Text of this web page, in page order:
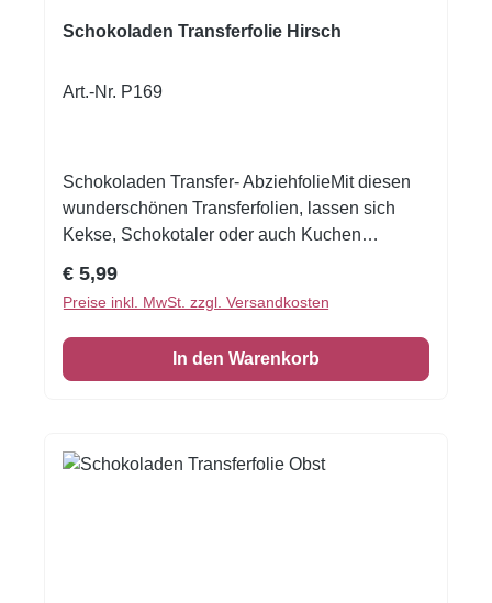
Schokoladen Transferfolie Hirsch
Art.-Nr. P169
Schokoladen Transfer- AbziehfolieMit diesen
wunderschönen Transferfolien, lassen sich
Kekse, Schokotaler oder auch Kuchen
Sie die Schokolade, streichen Sie die
Schokolade auf die Transferfolie, eventuell mit
einer Aufstreichmatte und lassen Sie diese fest
werden. Folie zum Schluss vorsichtig
Regulärer Preis:
€ 5,99
Preise inkl. MwSt. zzgl. Versandkosten
In den Warenkorb